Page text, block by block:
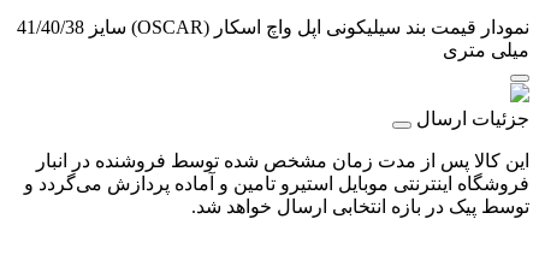
نمودار قیمت
بند سیلیکونی اپل واچ اسکار (OSCAR) سایز 41/40/38
میلی متری
جزئیات ارسال
این کالا پس از مدت زمان مشخص شده توسط فروشنده در انبار
فروشگاه اینترنتی موبایل استیرو تامین و آماده پردازش می‌گردد و
توسط پیک در بازه انتخابی ارسال خواهد شد.